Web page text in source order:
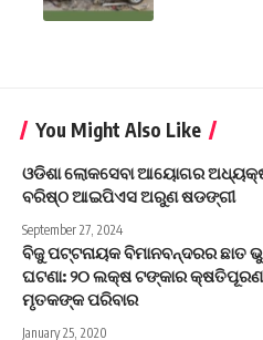
You Might Also Like
ଓଡିଶା ଲୋକସେବା ଆୟୋଗର
ବରିଷ୍ଠ ଆଇପିଏସ ଅରୁଣ ଷଡଙ୍ଗୀ
September 27, 2024
ବିଜୁ ପଟ୍ଟନାୟକ ବିମାନବନ୍ଦରର ଛାତ
ଘଟଣା: ୨୦ ଲକ୍ଷ ଟଙ୍କାର କ୍ଷତିପୂରଣ
ମୃତକଙ୍କ ପରିବାର
January 25, 2020